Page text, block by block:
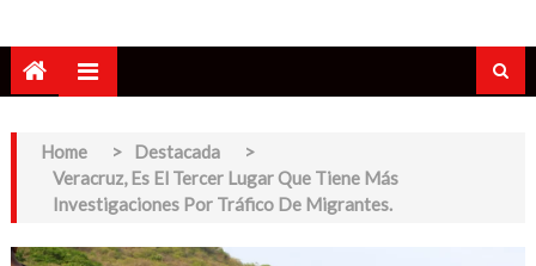
Home > Destacada
>
Veracruz, Es El Tercer Lugar Que Tiene Más
Investigaciones Por Tráfico De Migrantes.